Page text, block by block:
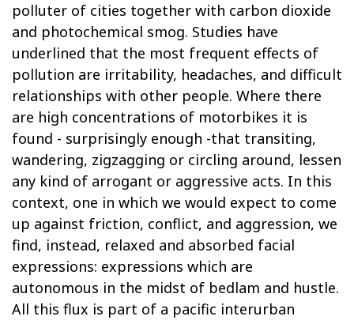
polluter of cities together with carbon dioxide
and photochemical smog. Studies have
underlined that the most frequent effects of
pollution are irritability, headaches, and difficult
relationships with other people. Where there
are high concentrations of motorbikes it is
found - surprisingly enough -that transiting,
wandering, zigzagging or circling around, lessen
any kind of arrogant or aggressive acts. In this
context, one in which we would expect to come
up against friction, conflict, and aggression, we
find, instead, relaxed and absorbed facial
expressions: expressions which are
autonomous in the midst of bedlam and hustle.
All this flux is part of a pacific interurban